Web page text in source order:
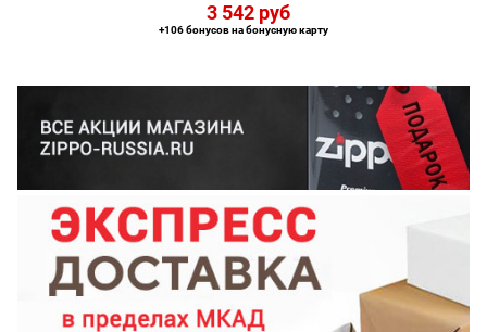
3 542 руб
+106 бонусов на бонусную карту